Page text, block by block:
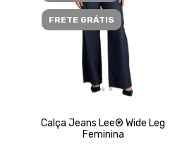
FRETE GRÁTIS
Calça Jeans Lee® Wide Leg
Feminina